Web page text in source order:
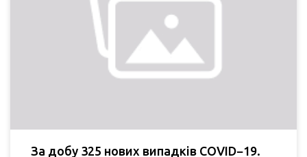
За добу 325 нових випадків COVID−19.